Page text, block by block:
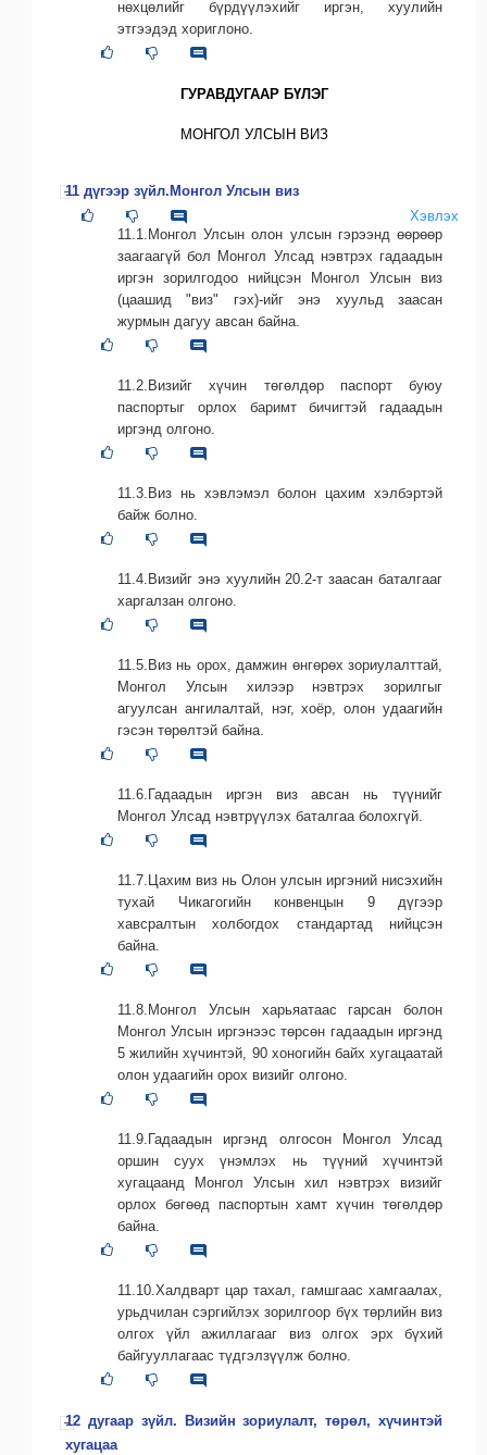
нөхцөлийг бүрдүүлэхийг иргэн, хуулийн
этгээдэд хориглоно.
ГУРАВДУГААР БҮЛЭГ
МОНГОЛ УЛСЫН ВИЗ
11 дүгээр зүйл.Монгол Улсын виз
Хэвлэх
11.1.Монгол Улсын олон улсын гэрээнд өөрөөр
заагаагүй бол Монгол Улсад нэвтрэх гадаадын
иргэн зорилгодоо нийцсэн Монгол Улсын виз
(цаашид "виз" гэх)-ийг энэ хуульд заасан
журмын дагуу авсан байна.
11.2.Визийг хүчин төгөлдөр паспорт буюу
паспортыг орлох баримт бичигтэй гадаадын
иргэнд олгоно.
11.3.Виз нь хэвлэмэл болон цахим хэлбэртэй
байж болно.
11.4.Визийг энэ хуулийн 20.2-т заасан баталгааг
харгалзан олгоно.
11.5.Виз нь орох, дамжин өнгөрөх зориулалттай,
Монгол Улсын хилээр нэвтрэх зорилгыг
агуулсан ангилалтай, нэг, хоёр, олон удаагийн
гэсэн төрөлтэй байна.
11.6.Гадаадын иргэн виз авсан нь түүнийг
Монгол Улсад нэвтрүүлэх баталгаа болохгүй.
11.7.Цахим виз нь Олон улсын иргэний нисэхийн
тухай Чикагогийн конвенцын 9 дүгээр
хавсралтын холбогдох стандартад нийцсэн
байна.
11.8.Монгол Улсын харьяатаас гарсан болон
Монгол Улсын иргэнээс төрсөн гадаадын иргэнд
5 жилийн хүчинтэй, 90 хоногийн байх хугацаатай
олон удаагийн орох визийг олгоно.
11.9.Гадаадын иргэнд олгосон Монгол Улсад
оршин суух үнэмлэх нь түүний хүчинтэй
хугацаанд Монгол Улсын хил нэвтрэх визийг
орлох бөгөөд паспортын хамт хүчин төгөлдөр
байна.
11.10.Халдварт цар тахал, гамшгаас хамгаалах,
урьдчилан сэргийлэх зорилгоор бүх төрлийн виз
олгох үйл ажиллагааг виз олгох эрх бүхий
байгууллагаас түдгэлзүүлж болно.
12 дугаар зүйл. Визийн зориулалт, төрөл, хүчинтэй
хугацаа